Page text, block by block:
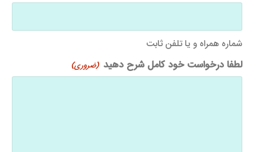
شماره همراه و یا تلفن ثابت
لطفا درخواست خود کامل شرح دهید (ضروری)